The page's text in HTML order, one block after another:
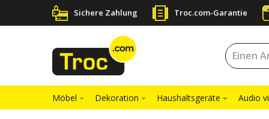
Sichere Zahlung Troc.com-Garantie
Möbel Dekoration Haushaltsgeräte Audio